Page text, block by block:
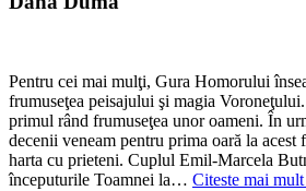
Pentru cei mai mulţi, Gura Homorului
frumuseţea peisajului şi magia
primul rând frumuseţea unor oameni. În
decenii veneam pentru prima oară la acest
harta cu prieteni. Cuplul Emil-Marcela
începuturile Toamnei la… Citeste mai mult